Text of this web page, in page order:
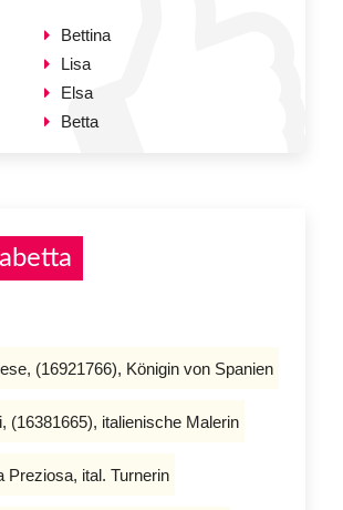
Bettina
Lisa
Elsa
Betta
(16921766), Königin von Spanien
(16381665), italienische Malerin
Preziosa, ital. Turnerin